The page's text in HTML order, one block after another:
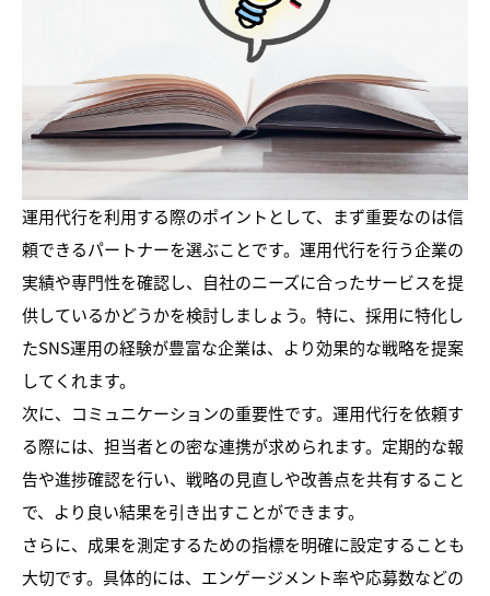
運用代行を利用する際のポイントとして、まず重要なのは信
頼できるパートナーを選ぶことです。運用代行を行う企業の
実績や専門性を確認し、自社のニーズに合ったサービスを提
供しているかどうかを検討しましょう。特に、採用に特化し
たSNS運用の経験が豊富な企業は、より効果的な戦略を提案
してくれます。
次に、コミュニケーションの重要性です。運用代行を依頼す
る際には、担当者との密な連携が求められます。定期的な報
告や進捗確認を行い、戦略の見直しや改善点を共有すること
で、より良い結果を引き出すことができます。
さらに、成果を測定するための指標を明確に設定することも
大切です。具体的には、エンゲージメント率や応募数などの